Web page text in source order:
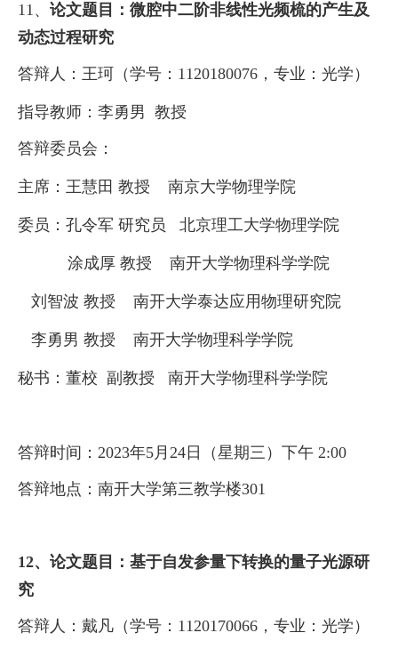
11、 论文题目：微腔中二阶非线性光频梳的产生及
动态过程研究
答辩人：王珂（学号： 1120180076 ，专业：光学）
指导教师： 李勇男 教授
答辩委员会：
主席：王慧田 教授 南京大学物理学院
委员：孔令军 研究员 北京理工大学物理学院
涂成厚 教授 南开大学物理科学学院
刘智波 教授 南开大学泰达应用物理研究 院
李勇男 教授 南开大学物理科学学院
秘书：董校 副教授 南开大学物理科学学院
答辩时间： 2023年5月 24 日（星期三）下午 2:00
答辩地点：南开大学第三教学楼301
12、 论文题目：基于自发参量下转换的量子光源研
究
答辩人：戴凡（学号： 1120170066 ，专业：光学）